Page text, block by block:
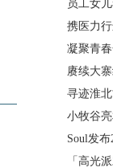
香
员工女
携医力
凝聚青
赓续大
寻迹淮
小牧谷
白拿
Soul发
「高光